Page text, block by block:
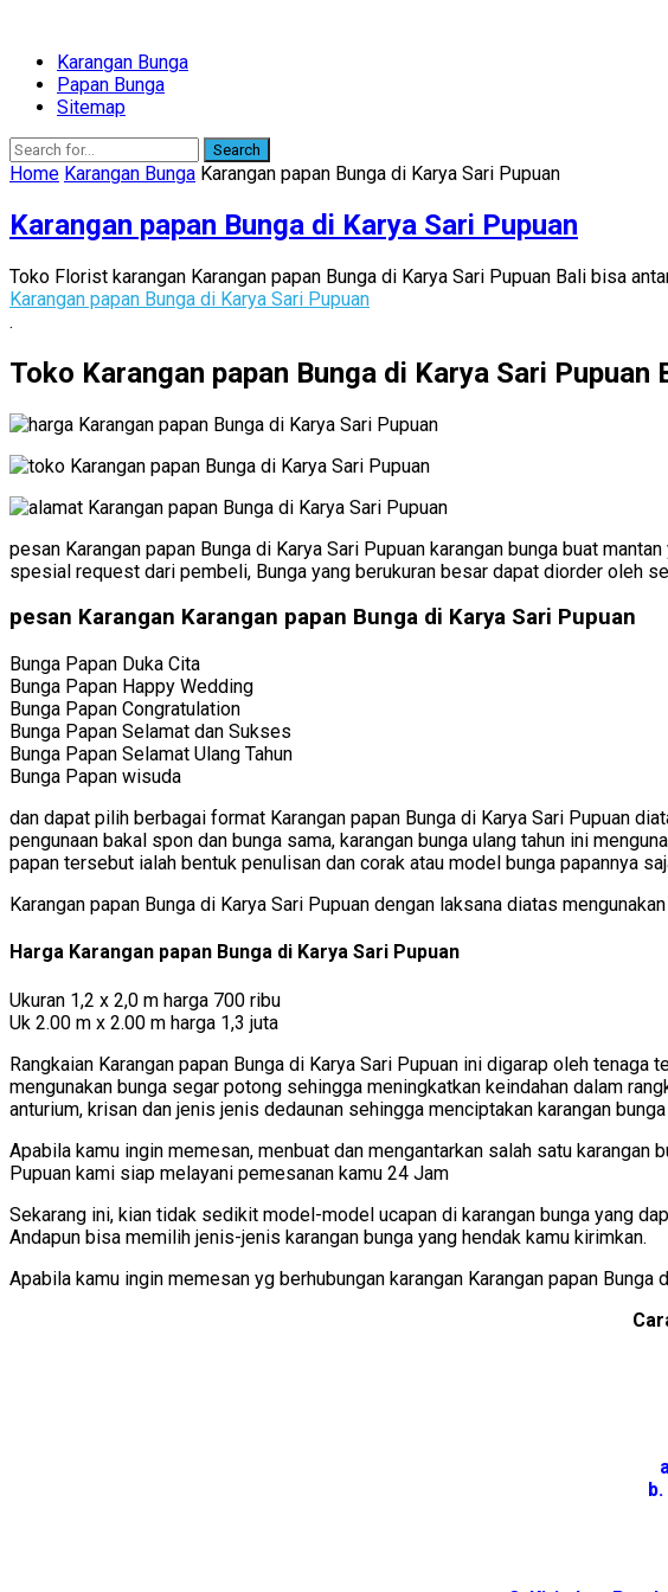
Karangan Bunga
Papan Bunga
Sitemap
Search
Home Karangan Bunga Karangan papan Bunga di Karya Sari Pupuan
Karangan papan Bunga di Karya Sari Pupuan
Toko Florist karangan Karangan papan Bunga di Karya Sari Pupuan Bali bisa
Karangan papan Bunga di Karya Sari Pupuan
.
Toko Karangan papan Bunga di Karya Sari Pupuan
pesan Karangan papan Bunga di Karya Sari Pupuan karangan bunga buat
spesial request dari pembeli, Bunga yang berukuran besar dapat diorder oleh
pesan Karangan Karangan papan Bunga di Karya Sari Pupuan
Bunga Papan Duka Cita
Bunga Papan Happy Wedding
Bunga Papan Congratulation
Bunga Papan Selamat dan Sukses
Bunga Papan Selamat Ulang Tahun
Bunga Papan wisuda
dan dapat pilih berbagai format Karangan papan Bunga di Karya Sari Pupuan
pengunaan bakal spon dan bunga sama, karangan bunga ulang tahun ini
papan tersebut ialah bentuk penulisan dan corak atau model bunga papannya
Karangan papan Bunga di Karya Sari Pupuan dengan laksana diatas
Harga Karangan papan Bunga di Karya Sari Pupuan
Ukuran 1,2 x 2,0 m harga 700 ribu
Uk 2.00 m x 2.00 m harga 1,3 juta
Rangkaian Karangan papan Bunga di Karya Sari Pupuan ini digarap oleh
mengunakan bunga segar potong sehingga meningkatkan keindahan dalam
anturium, krisan dan jenis jenis dedaunan sehingga menciptakan karangan
Apabila kamu ingin memesan, menbuat dan mengantarkan salah satu
Pupuan kami siap melayani pemesanan kamu 24 Jam
Sekarang ini, kian tidak sedikit model-model ucapan di karangan bunga yang
Andapun bisa memilih jenis-jenis karangan bunga yang hendak kamu kirimkan.
Apabila kamu ingin memesan yg berhubungan karangan Karangan papan